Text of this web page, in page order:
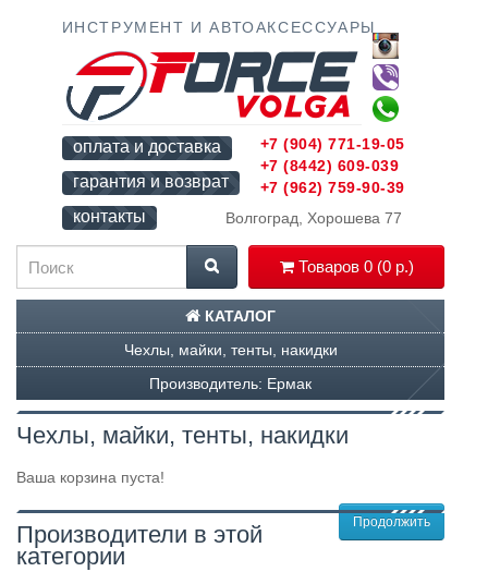
ИНСТРУМЕНТ И АВТОАКСЕССУАРЫ
оплата и доставка
гарантия и возврат
контакты
Волгоград, Хорошева 77
Товаров 0 (0 р.)
+7 (904) 771-19-05
+7 (8442) 609-039
+7 (962) 759-90-39
КАТАЛОГ
Чехлы, майки, тенты, накидки
Производитель: Ермак
Чехлы, майки, тенты, накидки
Ваша корзина пуста!
Продолжить
Производители в этой
категории